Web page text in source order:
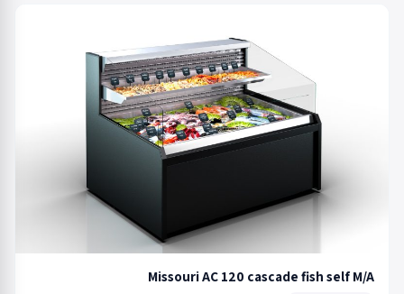
Missouri AC 120 cascade fish self M/A